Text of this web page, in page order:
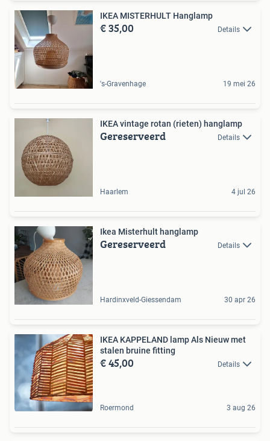
IKEA MISTERHULT Hanglamp
€ 35,00 Details
's-Gravenhage 19 mei 26
IKEA vintage rotan (rieten) hanglamp
Gereserveerd Details
Haarlem 4 jul 26
Ikea Misterhult hanglamp
Gereserveerd Details
Hardinxveld-Giessendam 30 apr 26
IKEA KAPPELAND lamp Als Nieuw met
stalen bruine fitting
€ 45,00 Details
Roermond 3 aug 26